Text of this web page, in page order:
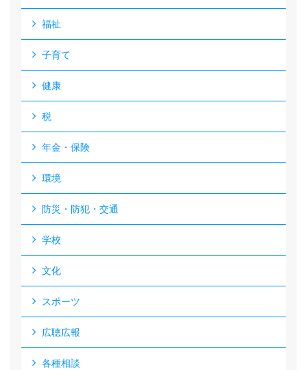
福祉
子育て
健康
税
年金・保険
環境
防災・防犯・交通
学校
文化
スポーツ
広聴広報
各種相談